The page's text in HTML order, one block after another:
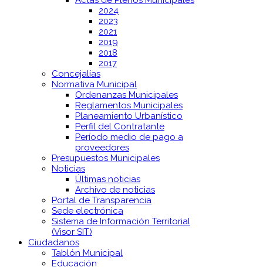
2024
2023
2021
2019
2018
2017
Concejalías
Normativa Municipal
Ordenanzas Municipales
Reglamentos Municipales
Planeamiento Urbanístico
Perfil del Contratante
Período medio de pago a
proveedores
Presupuestos Municipales
Noticias
Últimas noticias
Archivo de noticias
Portal de Transparencia
Sede electrónica
Sistema de Información Territorial
(Visor SIT)
Ciudadanos
Tablón Municipal
Educación